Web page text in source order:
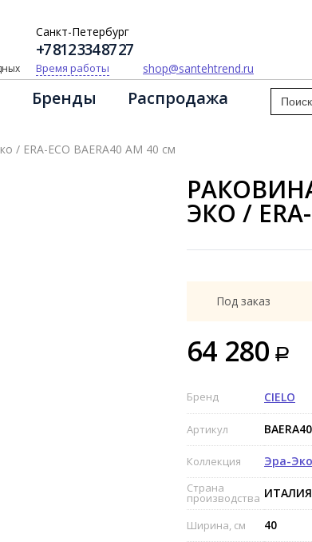
Санкт-Петербург
+7 812 334 87 27
Время работы shop@santehtrend.ru
Бренды Распродажа
/ ERA-ECO BAERA40 AM 40 см
ЭКО /
Под заказ
64 280
Бренд CIELO
Артикул
Коллекция Эра-Эко
Страна
производства ИТАЛИЯ
Ширина, см 40